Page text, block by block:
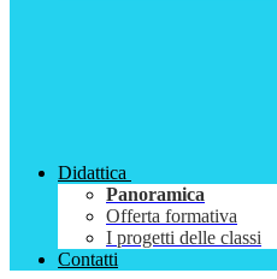
Didattica
Panoramica
Offerta formativa
I progetti delle classi
Contatti